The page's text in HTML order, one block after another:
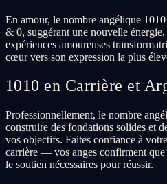
En amour, le nombre angélique
& 0, suggérant une nouvelle énergie,
expériences amoureuses
cœur vers son expression la plus
1010 en Carrière et
Professionnellement, le nombre
construire des fondations solides et
vos objectifs. Faites confiance à
carrière — vos anges confirment que
le soutien nécessaires pour réussir.